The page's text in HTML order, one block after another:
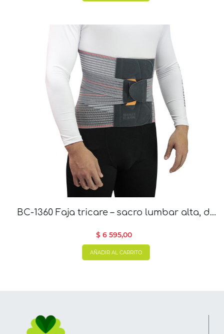
BC-1360 Faja tricare – sacro lumbar alta, de
$ 6 595,00
AÑADIR AL CARRITO